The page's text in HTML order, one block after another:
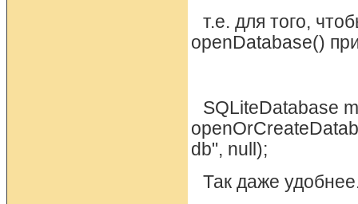
т.е. для того,
openDatabase()
SQLiteDatabase
db", null);
Так даже